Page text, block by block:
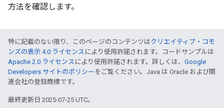
方法を確認します。
特に記載のない限り、このページのコンテンツはクリエイティブ・コモ
ンズの表示 4.0 ライセンス により使用許諾されます。コードサンプルは
Apache 2.0 ライセンス により使用許諾されます。詳しくは、 Google
Developers サイトのポリシー をご覧ください。Java は Oracle および関
連会社の登録商標です。
最終更新日 2025-07-25 UTC。